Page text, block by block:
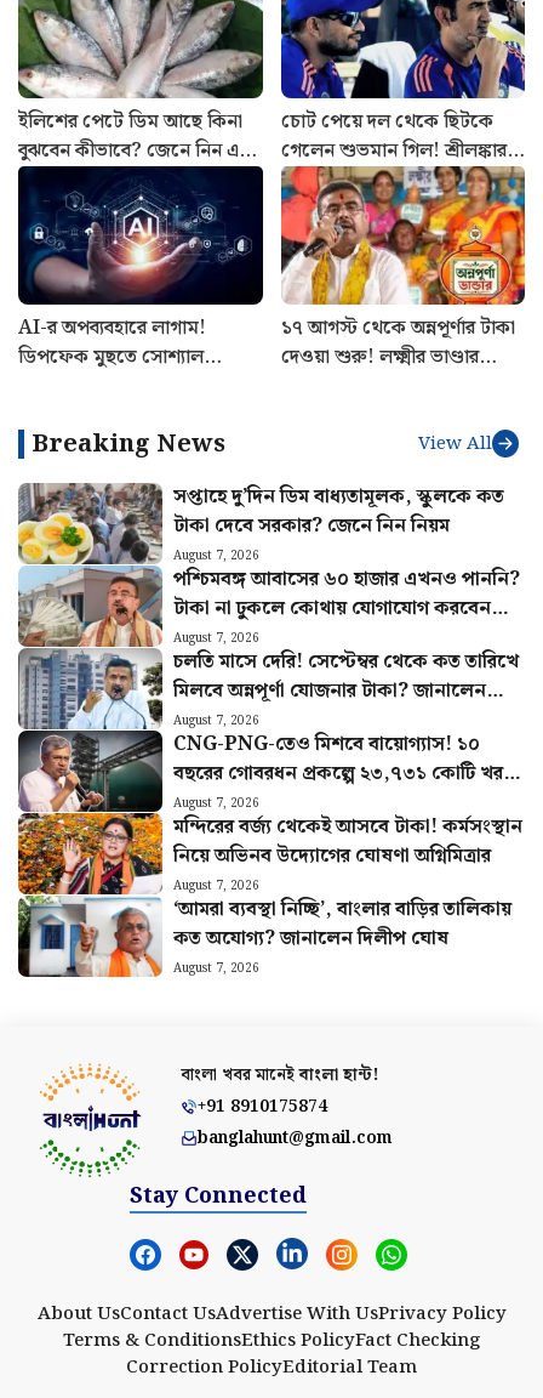
ইলিশের পেটে ডিম আছে কিনা
বুঝবেন কীভাবে? জেনে নিন এই
ট্রিকস
চোট পেয়ে দল থেকে ছিটকে
গেলেন শুভমান গিল! শ্রীলঙ্কার
বিরুদ্ধে সিরিজ শুরুর আগে মাঠে
নেমে চাপে ভারত
AI-র অপব্যবহারে লাগাম!
ডিপফেক মুছতে সোশ্যাল
১৭ আগস্ট থেকে অন্নপূর্ণার টাকা
দেওয়া শুরু! লক্ষ্মীর ভাণ্ডার
Breaking News View All
সপ্তাহে দু’দিন ডিম বাধ্যতামূলক, স্কুলকে কত
টাকা দেবে সরকার? জেনে নিন নিয়ম
August 7, 2026
পশ্চিমবঙ্গ আবাসের ৬০ হাজার এখনও পাননি?
টাকা না ঢুকলে কোথায় যোগাযোগ করবেন
জানুন
August 7, 2026
চলতি মাসে দেরি! সেপ্টেম্বর থেকে কত তারিখে
মিলবে অন্নপূর্ণা যোজনার টাকা? জানালেন
মুখ্যমন্ত্রী
August 7, 2026
CNG-PNG-তেও মিশবে বায়োগ্যাস! ১০
বছরের গোবরধন প্রকল্পে ২৩,৭৩১ কোটি খরচ
করবে কেন্দ্র
August 7, 2026
মন্দিরের বর্জ্য থেকেই আসবে টাকা! কর্মসংস্থান
নিয়ে অভিনব উদ্যোগের ঘোষণা অগ্নিমিত্রার
August 7, 2026
‘আমরা ব্যবস্থা নিচ্ছি’, বাংলার বাড়ির তালিকায়
কত অযোগ্য? জানালেন দিলীপ ঘোষ
August 7, 2026
বাংলা খবর মানেইবাংলা হান্ট!
+91 8910175874
banglahunt@gmail.com
Stay Connected
About UsContact UsAdvertise With UsPrivacy Policy
Terms & ConditionsEthics PolicyFact Checking
Correction PolicyEditorial Team